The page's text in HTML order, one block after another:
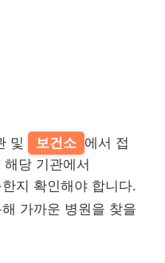
및 보건소 에서 접
당 기관에서
지 확인해야 합니다.
가까운 병원을 찾을